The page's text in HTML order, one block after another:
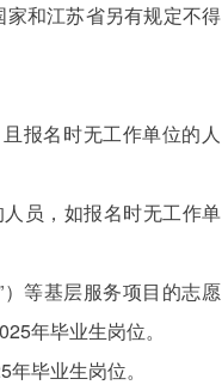
和江苏省另有规定不得
报名时无工作单位的人
员，如报名时无工作单
）等基层服务项目的志愿
年毕业生岗位。
毕业生岗位。